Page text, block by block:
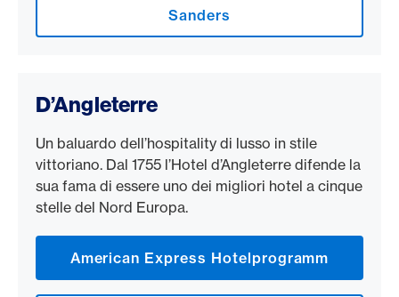
Sanders
D’Angleterre
Un baluardo dell’hospitality di lusso in stile
vittoriano. Dal 1755 l’Hotel d’Angleterre difende la
sua fama di essere uno dei migliori hotel a cinque
stelle del Nord Europa.
American Express Hotelprogramm